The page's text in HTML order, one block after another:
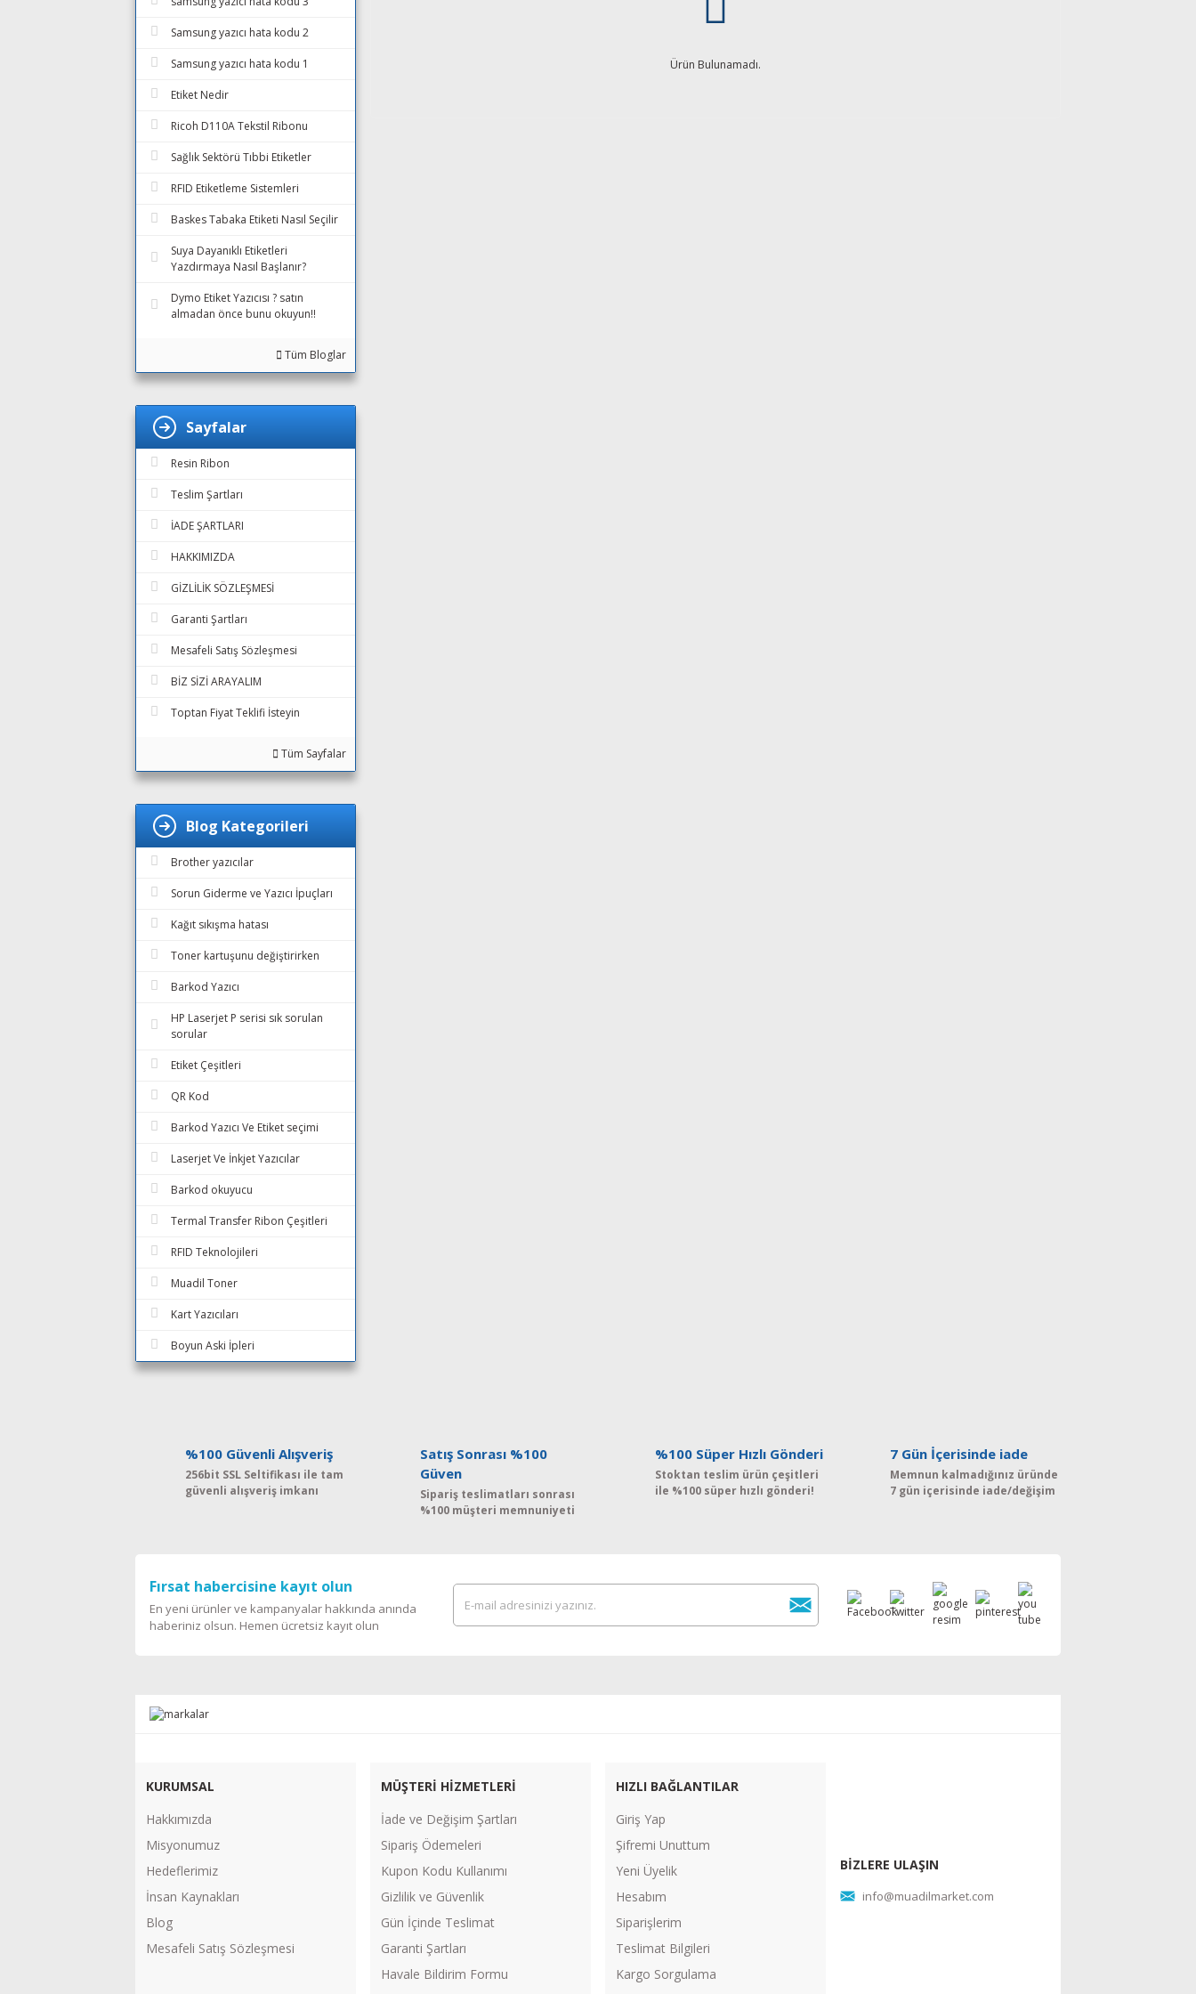
Samsung yazıcı hata kodu 2
Samsung yazıcı hata kodu 1
Etiket Nedir
Ricoh D110A Tekstil Ribonu
Sağlık Sektörü Tıbbi Etiketler
RFID Etiketleme Sistemleri
Baskes Tabaka Etiketi Nasıl Seçilir
Suya Dayanıklı Etiketleri
Yazdırmaya Nasıl Başlanır?
Dymo Etiket Yazıcısı ? satın
almadan önce bunu okuyun!!
Tüm Bloglar
Sayfalar
Resin Ribon
Teslim Şartları
İADE ŞARTLARI
HAKKIMIZDA
GİZLİLİK SÖZLEŞMESİ
Garanti Şartları
Mesafeli Satış Sözleşmesi
BİZ SİZİ ARAYALIM
Toptan Fiyat Teklifi İsteyin
Tüm Sayfalar
Blog Kategorileri
Brother yazıcılar
Sorun Giderme ve Yazıcı İpuçları
Kağıt sıkışma hatası
Toner kartuşunu değiştirirken
Barkod Yazıcı
HP Laserjet P serisi sık sorulan
sorular
Etiket Çeşitleri
QR Kod
Barkod Yazıcı Ve Etiket seçimi
Laserjet Ve İnkjet Yazıcılar
Barkod okuyucu
Termal Transfer Ribon Çeşitleri
RFID Teknolojileri
Muadil Toner
Kart Yazıcıları
Boyun Aski İpleri
Ürün Bulunamadı.
%100 Güvenli Alışveriş
256bit SSL Seltifikası ile tam
güvenli alışveriş imkanı
Satış Sonrası %100
Güven
Sipariş teslimatları sonrası
%100 müşteri memnuniyeti
%100 Süper Hızlı Gönderi
Stoktan teslim ürün çeşitleri
ile %100 süper hızlı gönderi!
7 Gün İçerisinde iade
Memnun kalmadığınız üründe
7 gün içerisinde iade/değişim
Fırsat habercisine kayıt olun
En yeni ürünler ve kampanyalar hakkında anında
haberiniz olsun. Hemen ücretsiz kayıt olun
KURUMSAL
Hakkımızda
Misyonumuz
Hedeflerimiz
İnsan Kaynakları
Blog
Mesafeli Satış Sözleşmesi
MÜŞTERİ HİZMETLERİ
İade ve Değişim Şartları
Sipariş Ödemeleri
Kupon Kodu Kullanımı
Gizlilik ve Güvenlik
Gün İçinde Teslimat
Garanti Şartları
Havale Bildirim Formu
HIZLI BAĞLANTILAR
Giriş Yap
Şifremi Unuttum
Yeni Üyelik
Hesabım
Siparişlerim
Teslimat Bilgileri
Kargo Sorgulama
BİZLERE ULAŞIN
info@muadilmarket.com